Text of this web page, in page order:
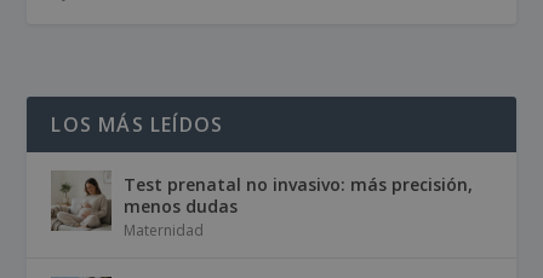
LOS MÁS LEÍDOS
Test prenatal no invasivo: más precisión,
menos dudas
Maternidad